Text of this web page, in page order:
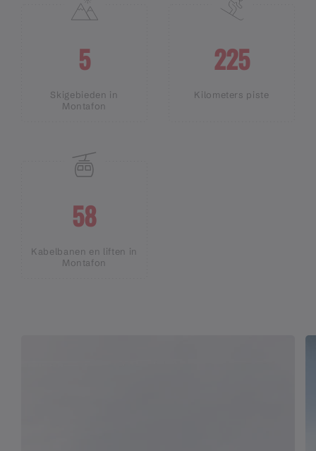
5
Skigebieden in
Montafon
225
Kilometers piste
58
Kabelbanen en liften in
Montafon